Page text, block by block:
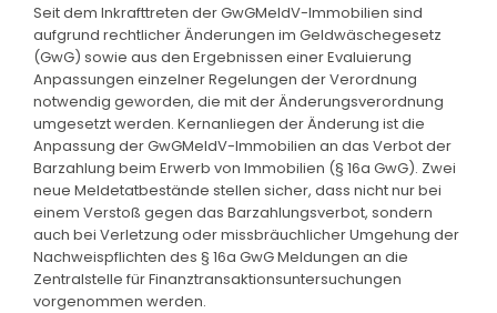
Seit dem Inkrafttreten der GwGMeldV-Immobilien sind
aufgrund rechtlicher Änderungen im Geldwäschegesetz
(GwG) sowie aus den Ergebnissen einer Evaluierung
Anpassungen einzelner Regelungen der Verordnung
notwendig geworden, die mit der Änderungsverordnung
umgesetzt werden. Kernanliegen der Änderung ist die
Anpassung der GwGMeldV-Immobilien an das Verbot der
Barzahlung beim Erwerb von Immobilien (§ 16a GwG). Zwei
neue Meldetatbestände stellen sicher, dass nicht nur bei
einem Verstoß gegen das Barzahlungsverbot, sondern
auch bei Verletzung oder missbräuchlicher Umgehung der
Nachweispflichten des § 16a GwG Meldungen an die
Zentralstelle für Finanztransaktionsuntersuchungen
vorgenommen werden.